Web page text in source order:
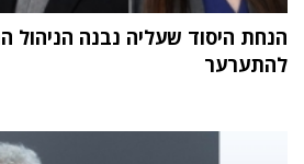
הנחת היסוד שעליה נבנה הניהול
להתערער